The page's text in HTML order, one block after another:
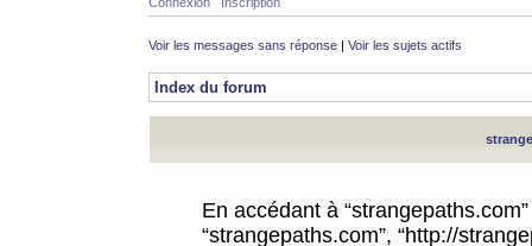
Voir les messages sans réponse | Voir les sujets actifs
Index du forum
En accédant à
“strangepaths.com”, “http://